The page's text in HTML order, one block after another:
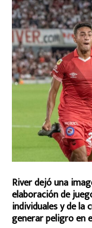
River dejó una
elaboración de
individuales y de la
generar peligro en